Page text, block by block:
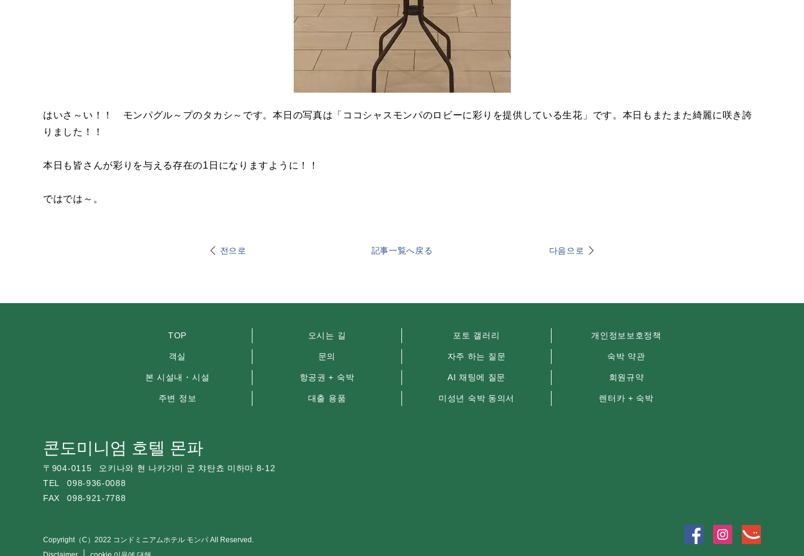
はいさ～い！！ モンパグル～プのタカシ～です。本日の写真は「ココシャスモンパのロビーに彩りを提供している生花」です。本日もまたまた綺麗に咲き誇
りました！！
本日も皆さんが彩りを与える存在の1日になりますように！！
ではでは～。
전으로 記事一覧へ戻る 다음으로
TOP
객실
본 시설내・시설
주변 정보
오시는 길
문의
항공권 + 숙박
대출 용품
포토 갤러리
자주 하는 질문
AI 채팅에 질문
미성년 숙박 동의서
개인정보보호정책
숙박 약관
회원규약
렌터카 + 숙박
콘도미니엄 호텔 몬파
〒 904-0115
오키나와 현 나카가미 군 챠탄쵸 미하마 8-12
TEL
098-936-0088
FAX
098-921-7788
Copyright（C）2022 コンドミニアムホテル モンパ All Reserved.